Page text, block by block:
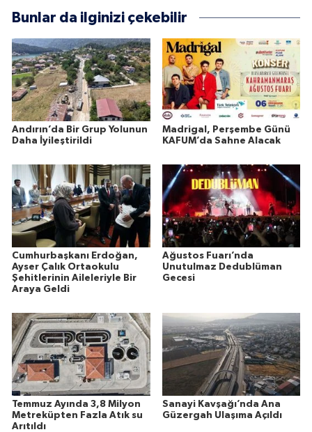
Bunlar da ilginizi çekebilir
Andırın’da Bir Grup Yolunun
Daha İyileştirildi
Madrigal, Perşembe Günü
KAFUM’da Sahne Alacak
Cumhurbaşkanı Erdoğan,
Ayser Çalık Ortaokulu
Şehitlerinin Aileleriyle Bir
Araya Geldi
Ağustos Fuarı’nda
Unutulmaz Dedublüman
Gecesi
Temmuz Ayında 3,8 Milyon
Metreküpten Fazla Atık su
Arıtıldı
Sanayi Kavşağı’nda Ana
Güzergah Ulaşıma Açıldı